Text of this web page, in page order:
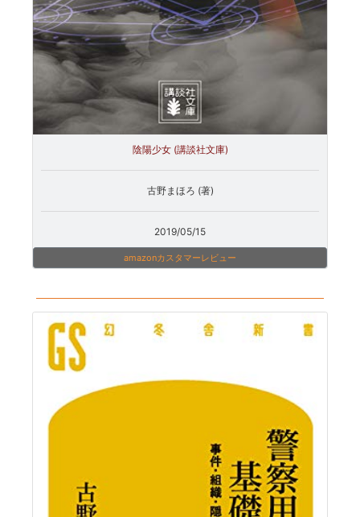
陰陽少女 (講談社文庫)
古野まほろ (著)
2019/05/15
amazonカスタマーレビュー